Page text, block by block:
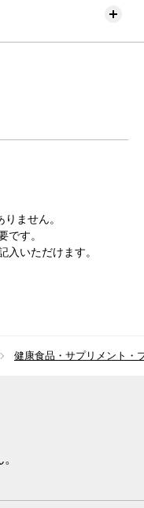
ません。
です。
入いただけます。
健康食品・サプリメント・